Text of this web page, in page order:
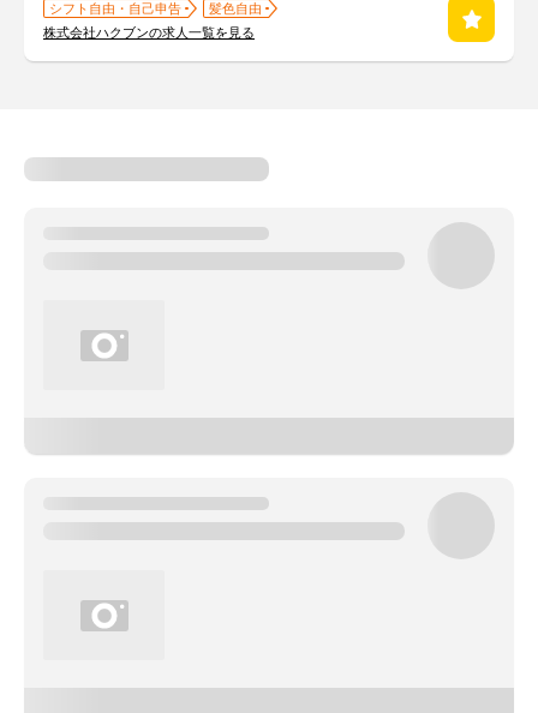
シフト自由・自己申告
髪色自由
株式会社ハクブンの求人一覧を見る